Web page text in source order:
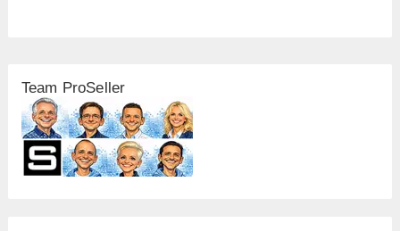
Team ProSeller